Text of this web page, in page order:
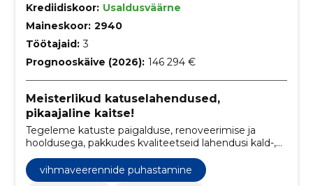
Krediidiskoor: Usaldusväärne
Maineskoor: 2940
Töötajaid: 3
Prognooskäive (2026): 146 294 €
Meisterlikud katuselahendused,
pikaajaline kaitse!
Tegeleme katuste paigalduse, renoveerimise ja
hooldusega, pakkudes kvaliteetseid lahendusi kald-,
vihmaveerennide puhastamine